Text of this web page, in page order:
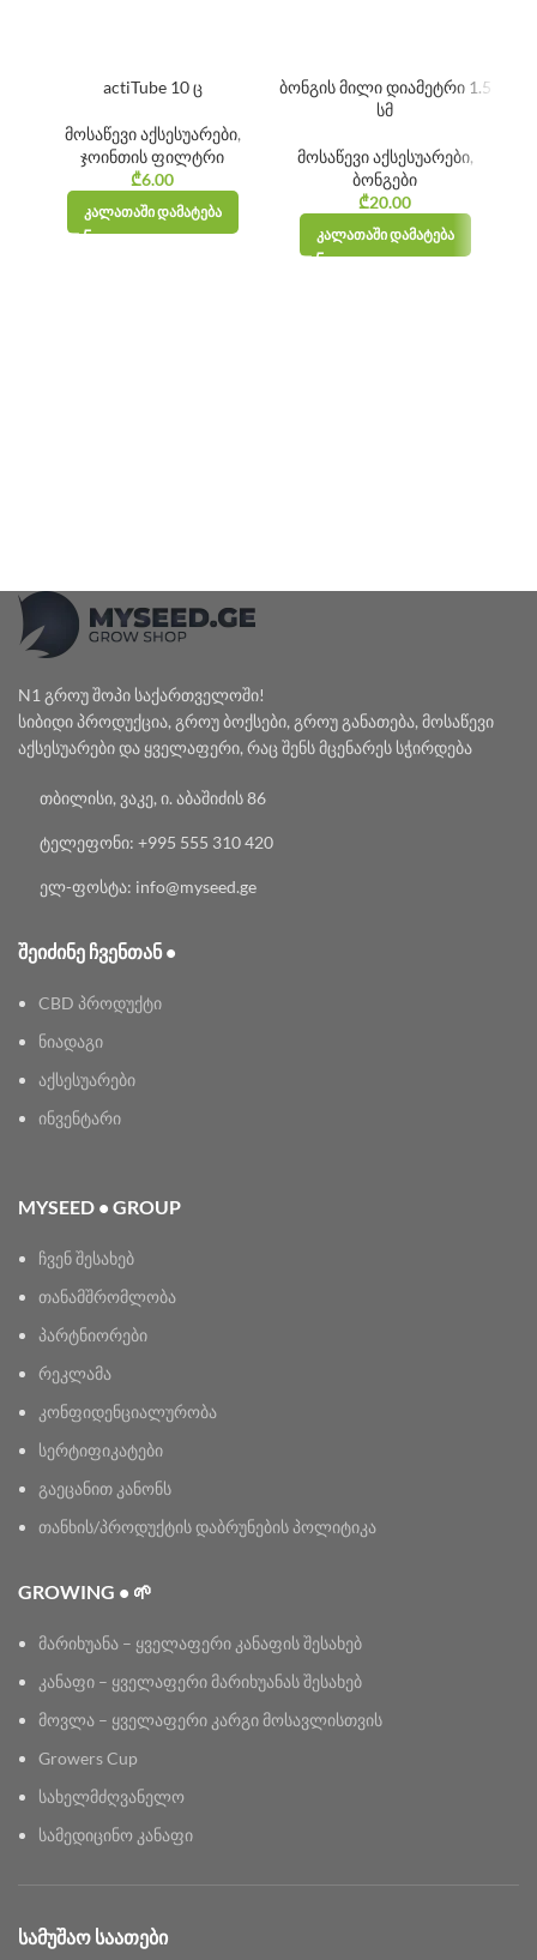
actiTube 10 ც
მოსაწევი აქსესუარები,
ჯოინთის ფილტრი
₾6.00
ᲙᲐᲚᲐᲗᲐᲨᲘ ᲓᲐᲛᲐᲢᲔᲑᲐ
ბონგის მილი დიამეტრი 1.5
სმ
მოსაწევი აქსესუარები,
ბონგები
₾20.00
ᲙᲐᲚᲐᲗᲐᲨᲘ ᲓᲐᲛᲐᲢᲔᲑᲐ
N1 გროუ შოპი საქართველოში!
სიბიდი პროდუქცია, გროუ ბოქსები, გროუ განათება, მოსაწევი
აქსესუარები და ყველაფერი, რაც შენს მცენარეს სჭირდება
თბილისი, ვაკე, ი. აბაშიძის 86
ტელეფონი: +995 555 310 420
ელ-ფოსტა: info@myseed.ge
ᲨᲔᲘᲫᲘᲜᲔ ᲩᲕᲔᲜᲗᲐᲜ •
CBD პროდუქტი
ნიადაგი
აქსესუარები
ინვენტარი
MYSEED • GROUP
ჩვენ შესახებ
თანამშრომლობა
პარტნიორები
რეკლამა
კონფიდენციალურობა
სერტიფიკატები
გაეცანით კანონს
თანხის/პროდუქტის დაბრუნების პოლიტიკა
GROWING • 🌱
მარიხუანა – ყველაფერი კანაფის შესახებ
კანაფი – ყველაფერი მარიხუანას შესახებ
მოვლა – ყველაფერი კარგი მოსავლისთვის
Growers Cup
სახელმძღვანელო
სამედიცინო კანაფი
ᲡᲐᲛᲣᲨᲐᲝ ᲡᲐᲐᲗᲔᲑᲘ